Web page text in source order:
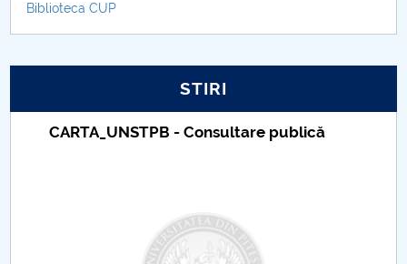
Biblioteca CUP
STIRI
Taxe de școlarizare indexate – Centrul